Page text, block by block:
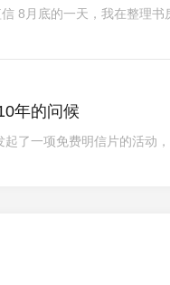
8月底的一天，我在整理
年的问候
了一项免费明信片的活动